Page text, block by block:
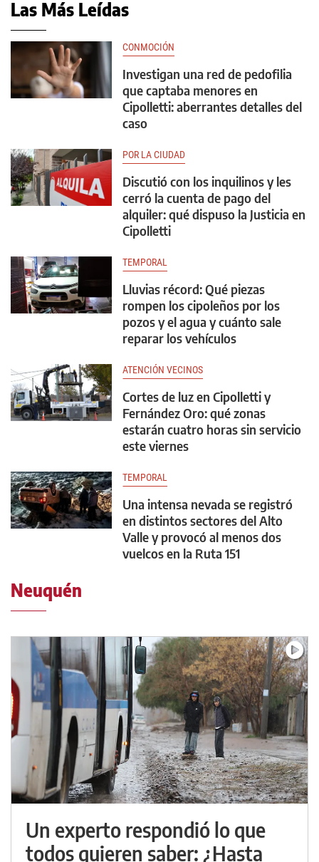
Las Más Leídas
CONMOCIÓN
Investigan una red de pedofilia
que captaba menores en
Cipolletti: aberrantes detalles del
caso
POR LA CIUDAD
Discutió con los inquilinos y les
cerró la cuenta de pago del
alquiler: qué dispuso la Justicia en
Cipolletti
TEMPORAL
Lluvias récord: Qué piezas
rompen los cipoleños por los
pozos y el agua y cuánto sale
reparar los vehículos
ATENCIÓN VECINOS
Cortes de luz en Cipolletti y
Fernández Oro: qué zonas
estarán cuatro horas sin servicio
este viernes
TEMPORAL
Una intensa nevada se registró
en distintos sectores del Alto
Valle y provocó al menos dos
vuelcos en la Ruta 151
Neuquén
Un experto respondió lo que
todos quieren saber: ¿Hasta